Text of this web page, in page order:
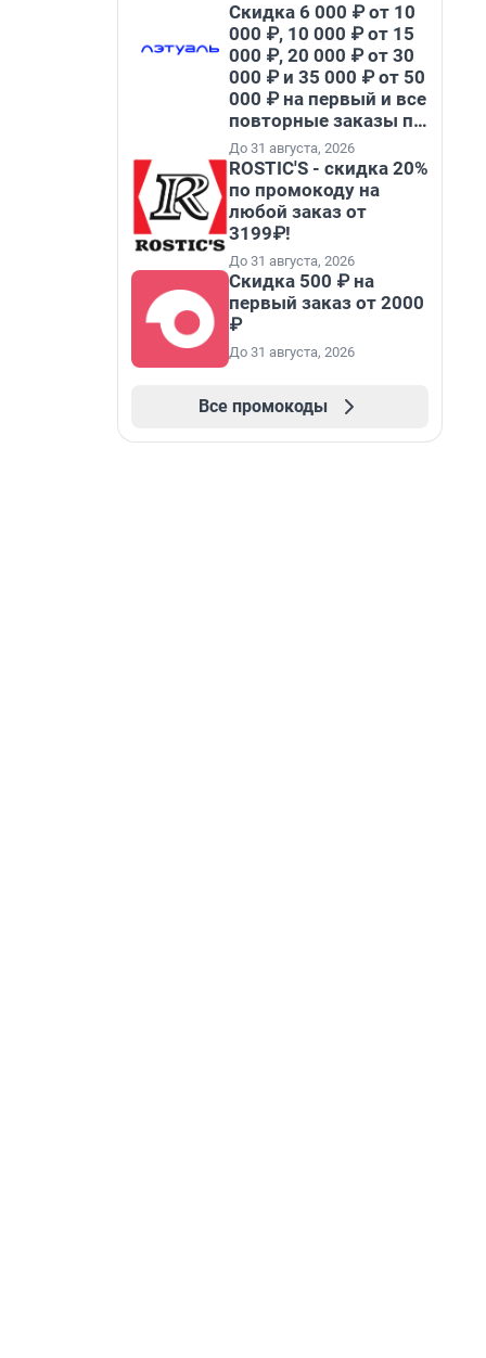
Скидка 6 000 ₽ от 10
000 ₽, 10 000 ₽ от 15
000 ₽, 20 000 ₽ от 30
000 ₽ и 35 000 ₽ от 50
000 ₽ на первый и все
повторные заказы по
промокоду НАБЕРИ
До 31 августа, 2026
ROSTIC'S - скидка 20%
по промокоду на
любой заказ от
3199₽!
До 31 августа, 2026
Скидка 500 ₽ на
первый заказ от 2000
₽
До 31 августа, 2026
Все промокоды